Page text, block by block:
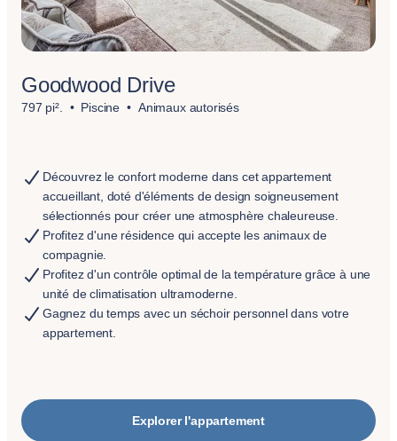
Goodwood Drive
797 pi². Piscine Animaux autorisés
Découvrez le confort moderne dans cet appartement
accueillant, doté d'éléments de design soigneusement
sélectionnés pour créer une atmosphère chaleureuse.
Profitez d'une résidence qui accepte les animaux de
compagnie.
Profitez d'un contrôle optimal de la température grâce à une
unité de climatisation ultramoderne.
Gagnez du temps avec un séchoir personnel dans votre
appartement.
Explorer l'appartement